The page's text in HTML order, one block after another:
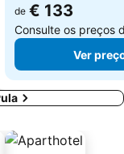
de € 133
Consulte os preços
Ver